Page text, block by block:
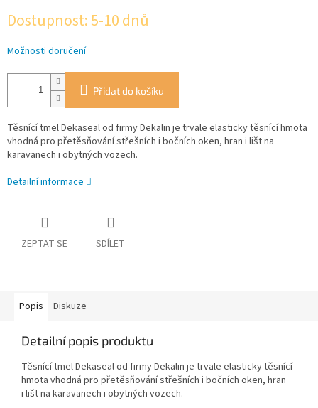
cena:
Dostupnost: 5-10 dnů
Možnosti doručení
Přidat do košíku
Těsnící tmel Dekaseal od firmy Dekalin je trvale elasticky těsnící hmota
vhodná pro přetěsňování střešních i bočních oken, hran i lišt na
karavanech i obytných vozech.
Detailní informace
ZEPTAT SE SDÍLET
Popis Diskuze
Detailní popis produktu
Těsnící tmel Dekaseal od firmy Dekalin je trvale elasticky těsnící
hmota vhodná pro přetěsňování střešních i bočních oken, hran
i lišt na karavanech i obytných vozech.